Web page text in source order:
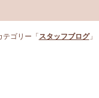
テゴリー「 スタッフブログ」